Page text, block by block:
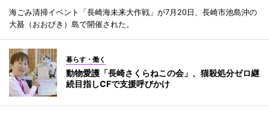
海ごみ清掃イベント「長崎海未来大作戦」が7月20日、長崎市池島沖の
大蟇（おおびき）島で開催された。
暮らす・働く
動物愛護「長崎さくらねこの会」、猫殺処分ゼロ継
続目指しCFで支援呼びかけ